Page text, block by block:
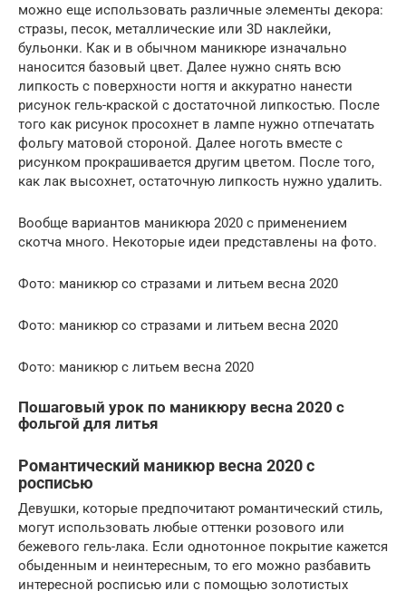
можно еще использовать различные элементы декора:
стразы, песок, металлические или 3D наклейки,
бульонки. Как и в обычном маникюре изначально
наносится базовый цвет. Далее нужно снять всю
липкость с поверхности ногтя и аккуратно нанести
рисунок гель-краской с достаточной липкостью. После
того как рисунок просохнет в лампе нужно отпечатать
фольгу матовой стороной. Далее ноготь вместе с
рисунком прокрашивается другим цветом. После того,
как лак высохнет, остаточную липкость нужно удалить.
Вообще вариантов маникюра 2020 с применением
скотча много. Некоторые идеи представлены на фото.
Фото: маникюр со стразами и литьем весна 2020
Фото: маникюр со стразами и литьем весна 2020
Фото: маникюр с литьем весна 2020
Пошаговый урок по маникюру весна 2020 с
фольгой для литья
Романтический маникюр весна 2020 с
росписью
Девушки, которые предпочитают романтический стиль,
могут использовать любые оттенки розового или
бежевого гель-лака. Если однотонное покрытие кажется
обыденным и неинтересным, то его можно разбавить
интересной росписью или с помощью золотистых